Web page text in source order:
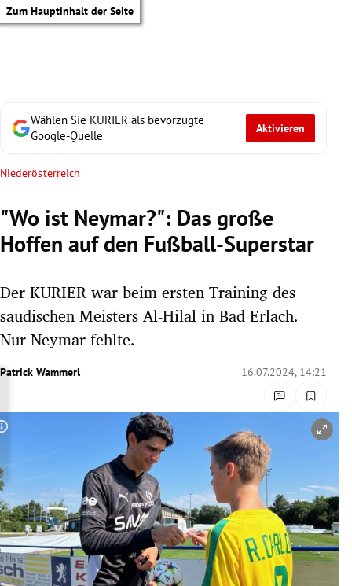
Zum Hauptinhalt der Seite
Untermenü
Untermenü
Untermenü
Untermenü
Untermenü
Wählen Sie KURIER als bevorzugte
Google-Quelle
Aktivieren
Niederösterreich
"Wo ist Neymar?": Das große
Hoffen auf den Fußball-Superstar
Der KURIER war beim ersten Training des
saudischen Meisters Al-Hilal in Bad Erlach.
Nur Neymar fehlte.
Patrick Wammerl 16.07.2024, 14:21
Copyright-Hinweis öffnen/schließen